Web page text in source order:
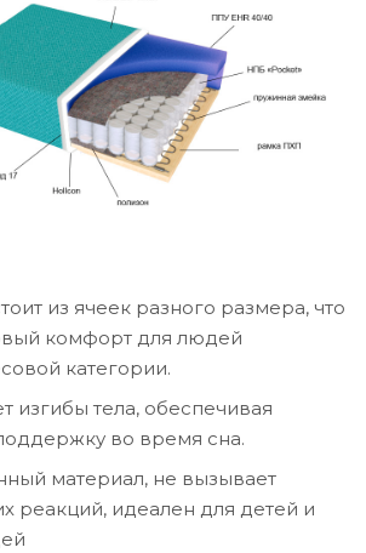
из ячеек разного размера, что
комфорт для людей
категории.
изгибы тела, обеспечивая
во время сна.
материал, не вызывает
реакций, идеален для детей и